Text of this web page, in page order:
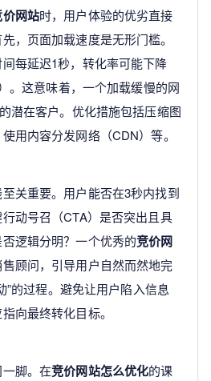
网站时，用户体验的优劣直接
，页面加载速度是无形门槛。
每延迟1秒，转化率可能下降
。这意味着，一个加载缓慢的网
潜在客户。优化措施包括压缩图
用内容分发网络（CDN）等。
关重要。用户能否在3秒内找到
动号召（CTA）是否突出且具
逻辑分明？一个优秀的竞价网
顾问，引导用户自然而然地完
”的过程。避免让用户陷入信息
向最终转化目标。
脚。在竞价网站怎么优化的课